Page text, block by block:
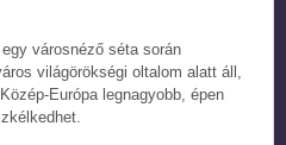
városnéző séta során
világörökségi oltalom alatt áll,
Európa legnagyobb, épen